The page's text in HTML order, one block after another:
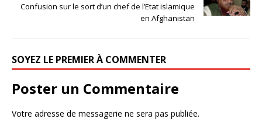
Confusion sur le sort d’un chef de l’Etat islamique
en Afghanistan
SOYEZ LE PREMIER À COMMENTER
Poster un Commentaire
Votre adresse de messagerie ne sera pas publiée.